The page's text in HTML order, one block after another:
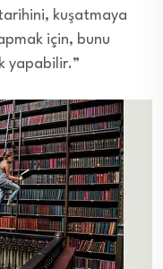
kuşatmaya
için, bunu
yapabilir.”